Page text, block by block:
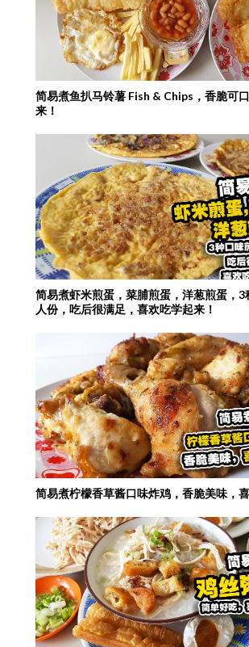
简易煮鱼扒马铃薯 Fish & Chips，香脆可
来！
简易煮虾米煎蛋，菜脯煎蛋，洋葱煎蛋，3
人份，吃后很满足，喜欢吃学起来！
简易煮柠檬香草酱口味炸鸡，香脆美味，